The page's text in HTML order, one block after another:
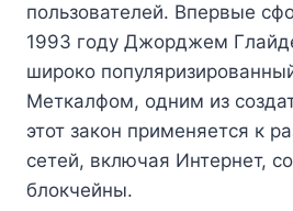
пользователей. Впервые
1993 году Джорджем
широко
Меткалфом, одним из
этот закон применяется к
сетей, включая Интернет,
блокчейны.